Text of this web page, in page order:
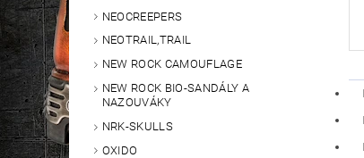
NEOCREEPERS
NEOTRAIL,TRAIL
NEW ROCK CAMOUFLAGE
NEW ROCK BIO-SANDÁLY A
NAZOUVÁKY
NRK-SKULLS
OXIDO